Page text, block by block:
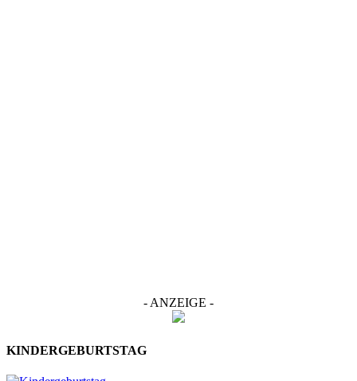
- ANZEIGE -
KINDERGEBURTSTAG